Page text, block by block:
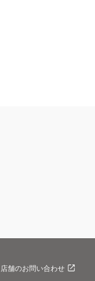
店舗のお問い合わせ